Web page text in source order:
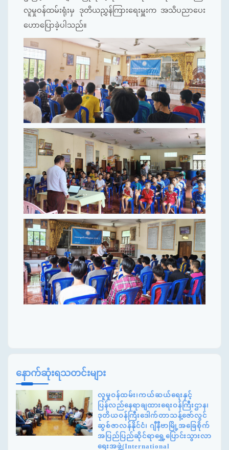
လူမှုဝန်ထမ်းရုံးမှ ဒုတိယညွှန်ကြားရေးမှူးက အသိပညာပေး
ဟောပြောခဲ့ပါသည်။
နောက်ဆုံးရသတင်းများ
လူမှုဝန်ထမ်း၊ကယ်ဆယ်ရေးနှင့်
ပြန်လည်နေရာချထားရေးဝန်ကြီးဌာန၊
ဒုတိယဝန်ကြီးဒေါက်တာသန့်ဇော်လွင်
ဆွစ်ဇာလန်နိုင်ငံ၊ ဂျီနီဗာမြို့အခြေစိုက်
အပြည်ပြည်ဆိုင်ရာရွှေ့ပြောင်းသွားလာ
ရေးအဖွဲ့(International